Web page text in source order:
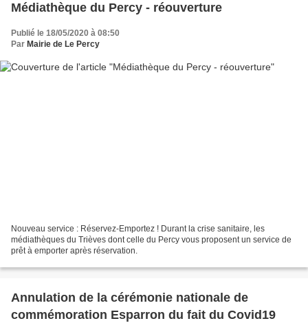
Médiathèque du Percy - réouverture
Publié le 18/05/2020 à 08:50
Par Mairie de Le Percy
Nouveau service : Réservez-Emportez ! Durant la crise sanitaire, les
médiathèques du Trièves dont celle du Percy vous proposent un service de
prêt à emporter après réservation.
Annulation de la cérémonie nationale de
commémoration Esparron du fait du Covid19